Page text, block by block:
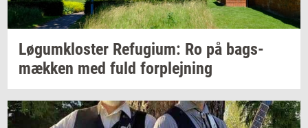
Løgum­klo­ster Re­fu­gi­um: Ro på bags­
mæk­ken med fuld for­plej­ning